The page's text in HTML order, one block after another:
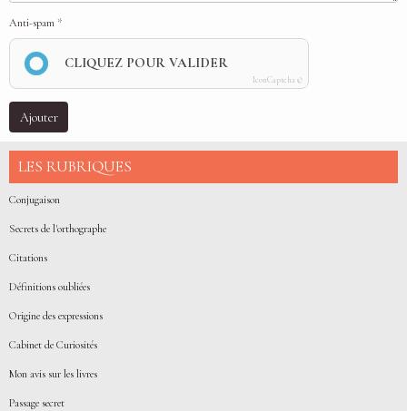
Anti-spam
CLIQUEZ POUR VALIDER
IconCaptcha ©
Ajouter
LES RUBRIQUES
Conjugaison
Secrets de l'orthographe
Citations
Définitions oubliées
Origine des expressions
Cabinet de Curiosités
Mon avis sur les livres
Passage secret